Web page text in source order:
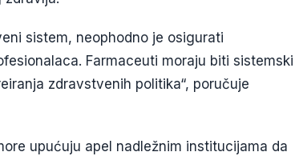
sistem, neophodno je osigurati
Farmaceuti moraju biti sistemski
zdravstvenih politika“, poručuje
upućuju apel nadležnim institucijama da